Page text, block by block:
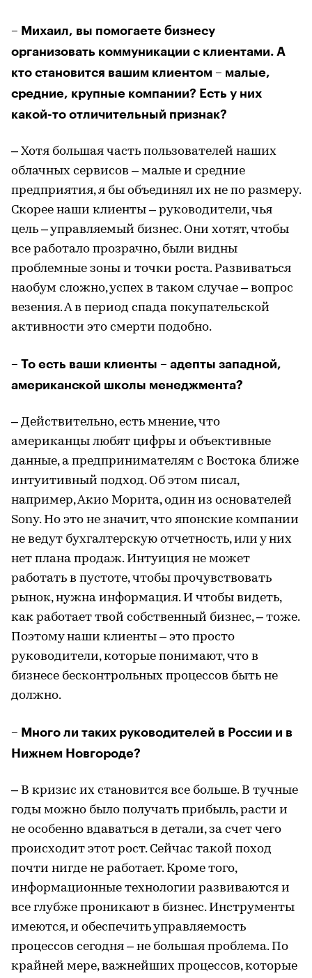
– Михаил, вы помогаете бизнесу
организовать коммуникации с клиентами. А
кто становится вашим клиентом – малые,
средние, крупные компании? Есть у них
какой-то отличительный признак?
– Хотя большая часть пользователей наших
облачных сервисов – малые и средние
предприятия, я бы объединял их не по размеру.
Скорее наши клиенты – руководители, чья
цель – управляемый бизнес. Они хотят, чтобы
все работало прозрачно, были видны
проблемные зоны и точки роста. Развиваться
наобум сложно, успех в таком случае – вопрос
везения. А в период спада покупательской
активности это смерти подобно.
– То есть ваши клиенты – адепты западной,
американской школы менеджмента?
– Действительно, есть мнение, что
американцы любят цифры и объективные
данные, а предпринимателям с Востока ближе
интуитивный подход. Об этом писал,
например, Акио Морита, один из основателей
Sony. Но это не значит, что японские компании
не ведут бухгалтерскую отчетность, или у них
нет плана продаж. Интуиция не может
работать в пустоте, чтобы прочувствовать
рынок, нужна информация. И чтобы видеть,
как работает твой собственный бизнес, – тоже.
Поэтому наши клиенты – это просто
руководители, которые понимают, что в
бизнесе бесконтрольных процессов быть не
должно.
– Много ли таких руководителей в России и в
Нижнем Новгороде?
– В кризис их становится все больше. В тучные
годы можно было получать прибыль, расти и
не особенно вдаваться в детали, за счет чего
происходит этот рост. Сейчас такой поход
почти нигде не работает. Кроме того,
информационные технологии развиваются и
все глубже проникают в бизнес. Инструменты
имеются, и обеспечить управляемость
процессов сегодня – не большая проблема. По
крайней мере, важнейших процессов, которые